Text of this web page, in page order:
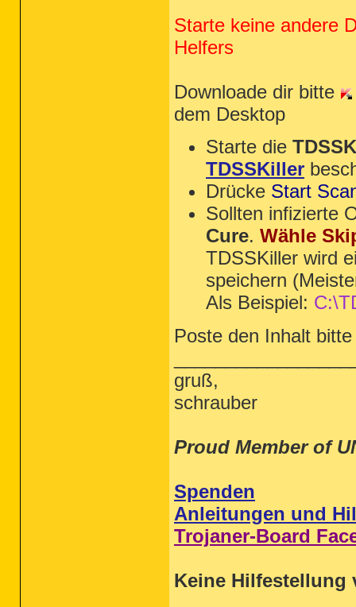
Starte keine andere
Helfers
Downloade dir bitte
dem Desktop
Starte die
TDSSKiller
Drücke Start
Sollten infizierte
Cure. Wähle
TDSSKiller wird
speichern
Als Beispiel:
Poste den Inhalt
gruß,
schrauber
Proud Member of
Spenden
Anleitungen und
Trojaner-Board
Keine Hilfestellung